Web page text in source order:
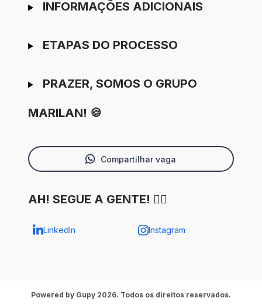
INFORMAÇÕES ADICIONAIS
ETAPAS DO PROCESSO
PRAZER, SOMOS O GRUPO
MARILAN! 🍪
Compartilhar vaga
AH! SEGUE A GENTE! ✌🏼
LinkedIn Instagram
Powered by Gupy 2026. Todos os direitos reservados.